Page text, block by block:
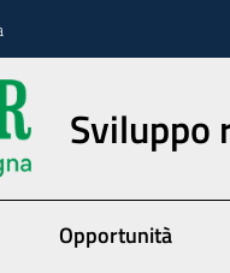
Sviluppo
Opportunità